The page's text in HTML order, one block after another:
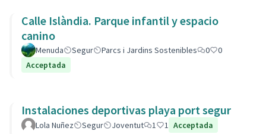
Calle Islàndia. Parque infantil y espacio
canino
Menuda Segur Parcs i Jardins Sostenibles 0
0
Acceptada
Instalaciones deportivas playa port segur
Lola Nuñez Segur Joventut 1 1 Acceptada